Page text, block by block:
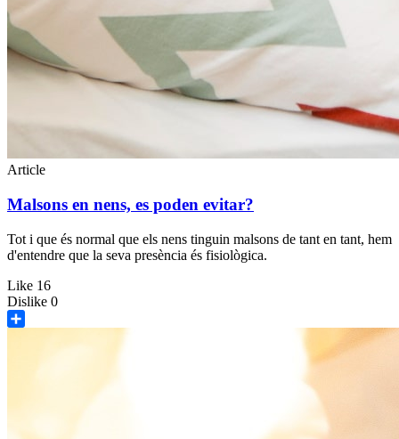
Article
Malsons en nens, es poden evitar?
Tot i que és normal que els nens tinguin malsons de tant en tant, hem
d'entendre que la seva presència és fisiològica.
Like 16
Dislike 0